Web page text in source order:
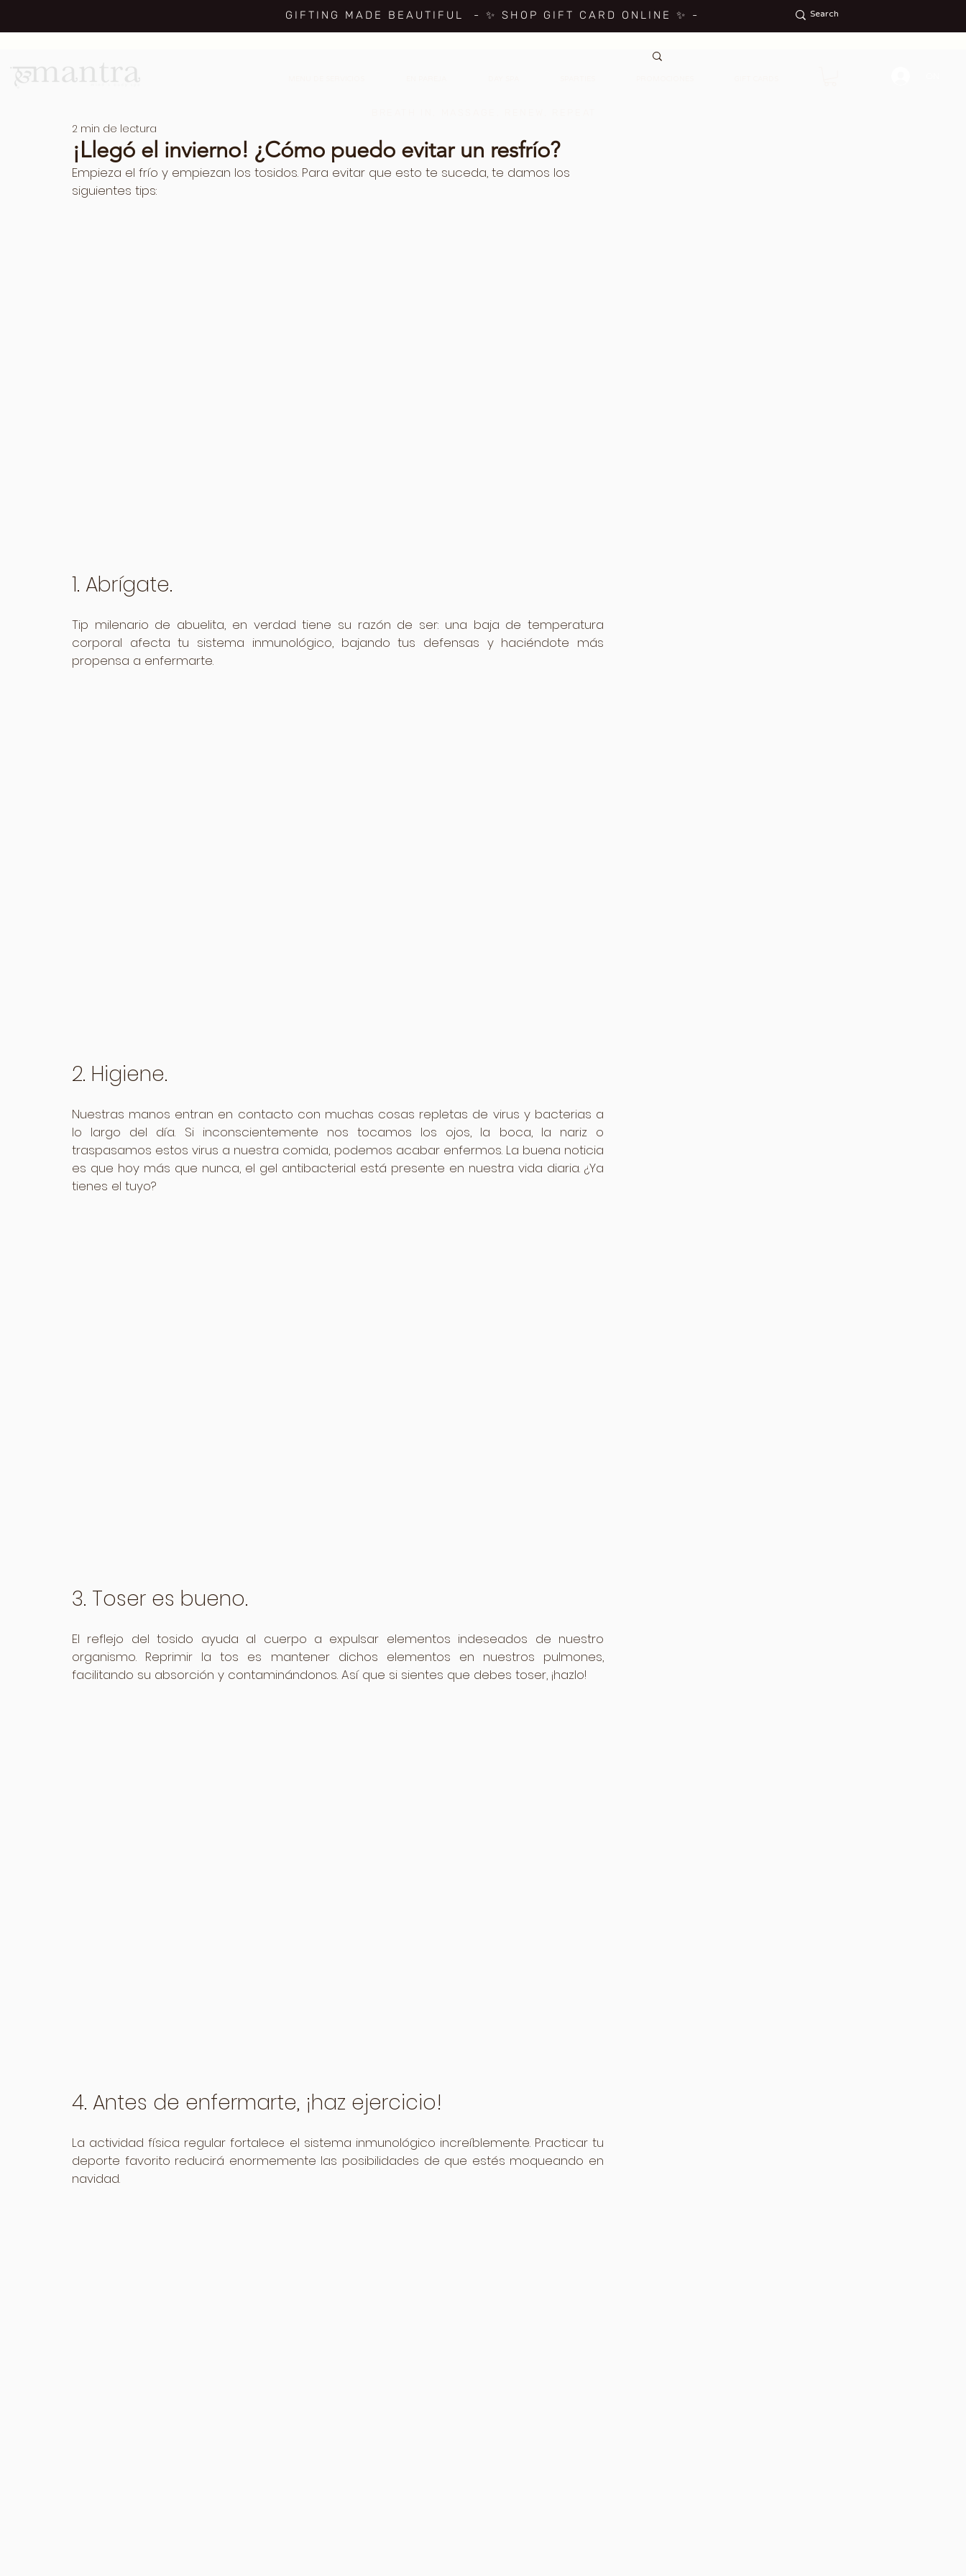
GIFTING MADE BEAUTIFUL - ✨ SHOP GIFT CARD ONLINE ✨ -
¡Llegó el invierno! ¿Cómo puedo evitar un resfrío?
2 min de lectura
Empieza el frío y empiezan los tosidos. Para evitar que esto te suceda, te damos los
siguientes tips:
1. Abrígate.
Tip milenario de abuelita, en verdad tiene su razón de ser: una baja de temperatura
corporal afecta tu sistema inmunológico, bajando tus defensas y haciéndote más
propensa a enfermarte.
2. Higiene.
Nuestras manos entran en contacto con muchas cosas repletas de virus y bacterias a
lo largo del día. Si inconscientemente nos tocamos los ojos, la boca, la nariz o
traspasamos estos virus a nuestra comida, podemos acabar enfermos. La buena noticia
es que hoy más que nunca, el gel antibacterial está presente en nuestra vida diaria. ¿Ya
tienes el tuyo?
3. Toser es bueno.
El reflejo del tosido ayuda al cuerpo a expulsar elementos indeseados de nuestro
organismo. Reprimir la tos es mantener dichos elementos en nuestros pulmones,
facilitando su absorción y contaminándonos. Así que si sientes que debes toser, ¡hazlo!
4. Antes de enfermarte, ¡haz ejercicio!
La actividad física regular fortalece el sistema inmunológico increíblemente. Practicar tu
deporte favorito reducirá enormemente las posibilidades de que estés moqueando en
navidad.